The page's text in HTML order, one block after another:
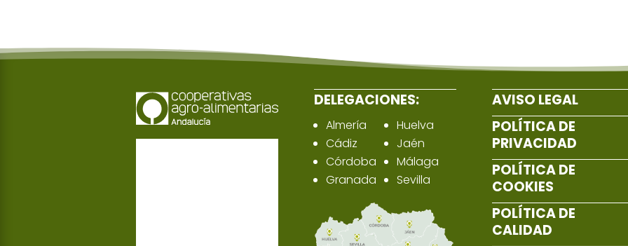
DELEGACIONES:
Almería
Cádiz
Córdoba
Granada
Huelva
Jaén
Málaga
Sevilla
AVISO LEGAL
POLÍTICA DE
PRIVACIDAD
POLÍTICA DE
COOKIES
POLÍTICA DE
CALIDAD